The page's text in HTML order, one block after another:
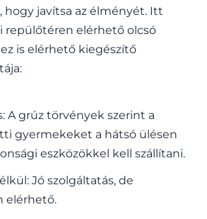
hogy javítsa az élményét. Itt
repülőtéren elérhető olcsó
is elérhető kiegészítő
A grúz törvények szerint a
gyermekeket a hátsó ülésen
eszközökkel kell szállítani.
Jó szolgáltatás, de
elérhető.